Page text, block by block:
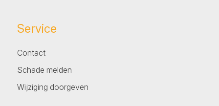
Service
Contact
Schade melden
Wijziging doorgeven